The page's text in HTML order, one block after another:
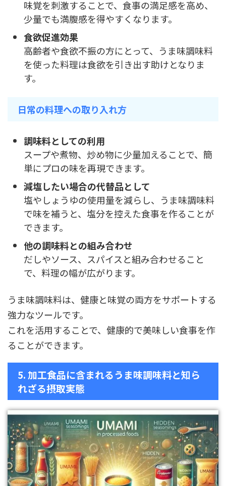
味覚を刺激することで、食事の満足感を高め、
少量でも満腹感を得やすくなります。
食欲促進効果
高齢者や食欲不振の方にとって、うま味調味料
を使った料理は食欲を引き出す助けとなりま
す。
日常の料理への取り入れ方
調味料としての利用
スープや煮物、炒め物に少量加えることで、簡
単にプロの味を再現できます。
減塩したい場合の代替品として
塩やしょうゆの使用量を減らし、うま味調味料
で味を補うと、塩分を控えた食事を作ることが
できます。
他の調味料との組み合わせ
だしやソース、スパイスと組み合わせること
で、料理の幅が広がります。
うま味調味料は、健康と味覚の両方をサポートする
強力なツールです。
これを活用することで、健康的で美味しい食事を作
ることができます。
5. 加工食品に含まれるうま味調味料と知ら
れざる摂取実態